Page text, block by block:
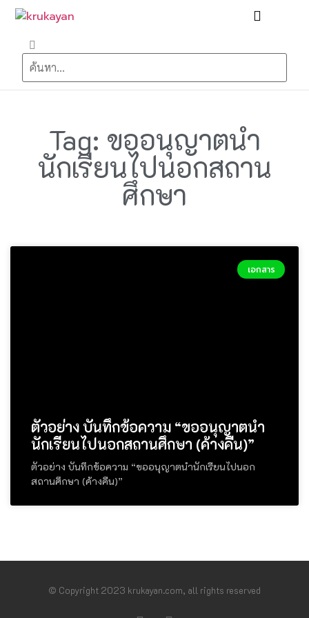
Tag: ขออนุญาตนำ
นักเรียนไปนอกสถาน
ศึกษา
เอกสาร
ตัวอย่าง บันทึกข้อความ “ขออนุญาตนำ
นักเรียนไปนอกสถานศึกษา (ค้างคืน)”
ตัวอย่าง บันทึกข้อความ “ขออนุญาตนำนักเรียนไปนอก
สถานศึกษา (ค้างคืน)”
© Copyright 2023 krukayan.com, all rights reserved